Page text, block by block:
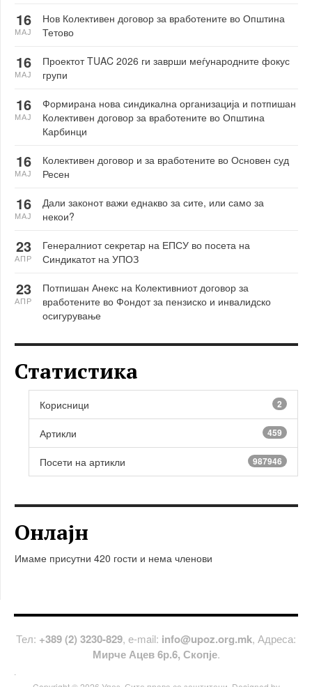
Нов Колективен договор за вработените во Општина
Тетово
16
МАЈ
Проектот TUAC 2026 ги заврши меѓународните фокус
групи
16
МАЈ
Формирана нова синдикална организација и потпишан
Колективен договор за вработените во Општина
Карбинци
16
МАЈ
Колективен договор и за вработените во Основен суд
Ресен
16
МАЈ
Дали законот важи еднакво за сите, или само за
некои?
16
МАЈ
Генералниот секретар на ЕПСУ во посета на
Синдикатот на УПОЗ
23
АПР
Потпишан Анекс на Колективниот договор за
вработените во Фондот за пензиско и инвалидско
осигурување
23
АПР
Статистика
Корисници 2
Артикли 459
Посети на артикли 987946
Онлајн
Имаме присутни 420 гости и нема членови
Тел: +389 (2) 3230-829, е-mail: info@upoz.org.mk, Адреса:
Мирче Ацев 6р.6, Скопје.